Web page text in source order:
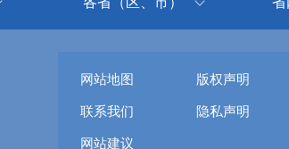
网站地图 版权声明
联系我们 隐私声明
网站建议